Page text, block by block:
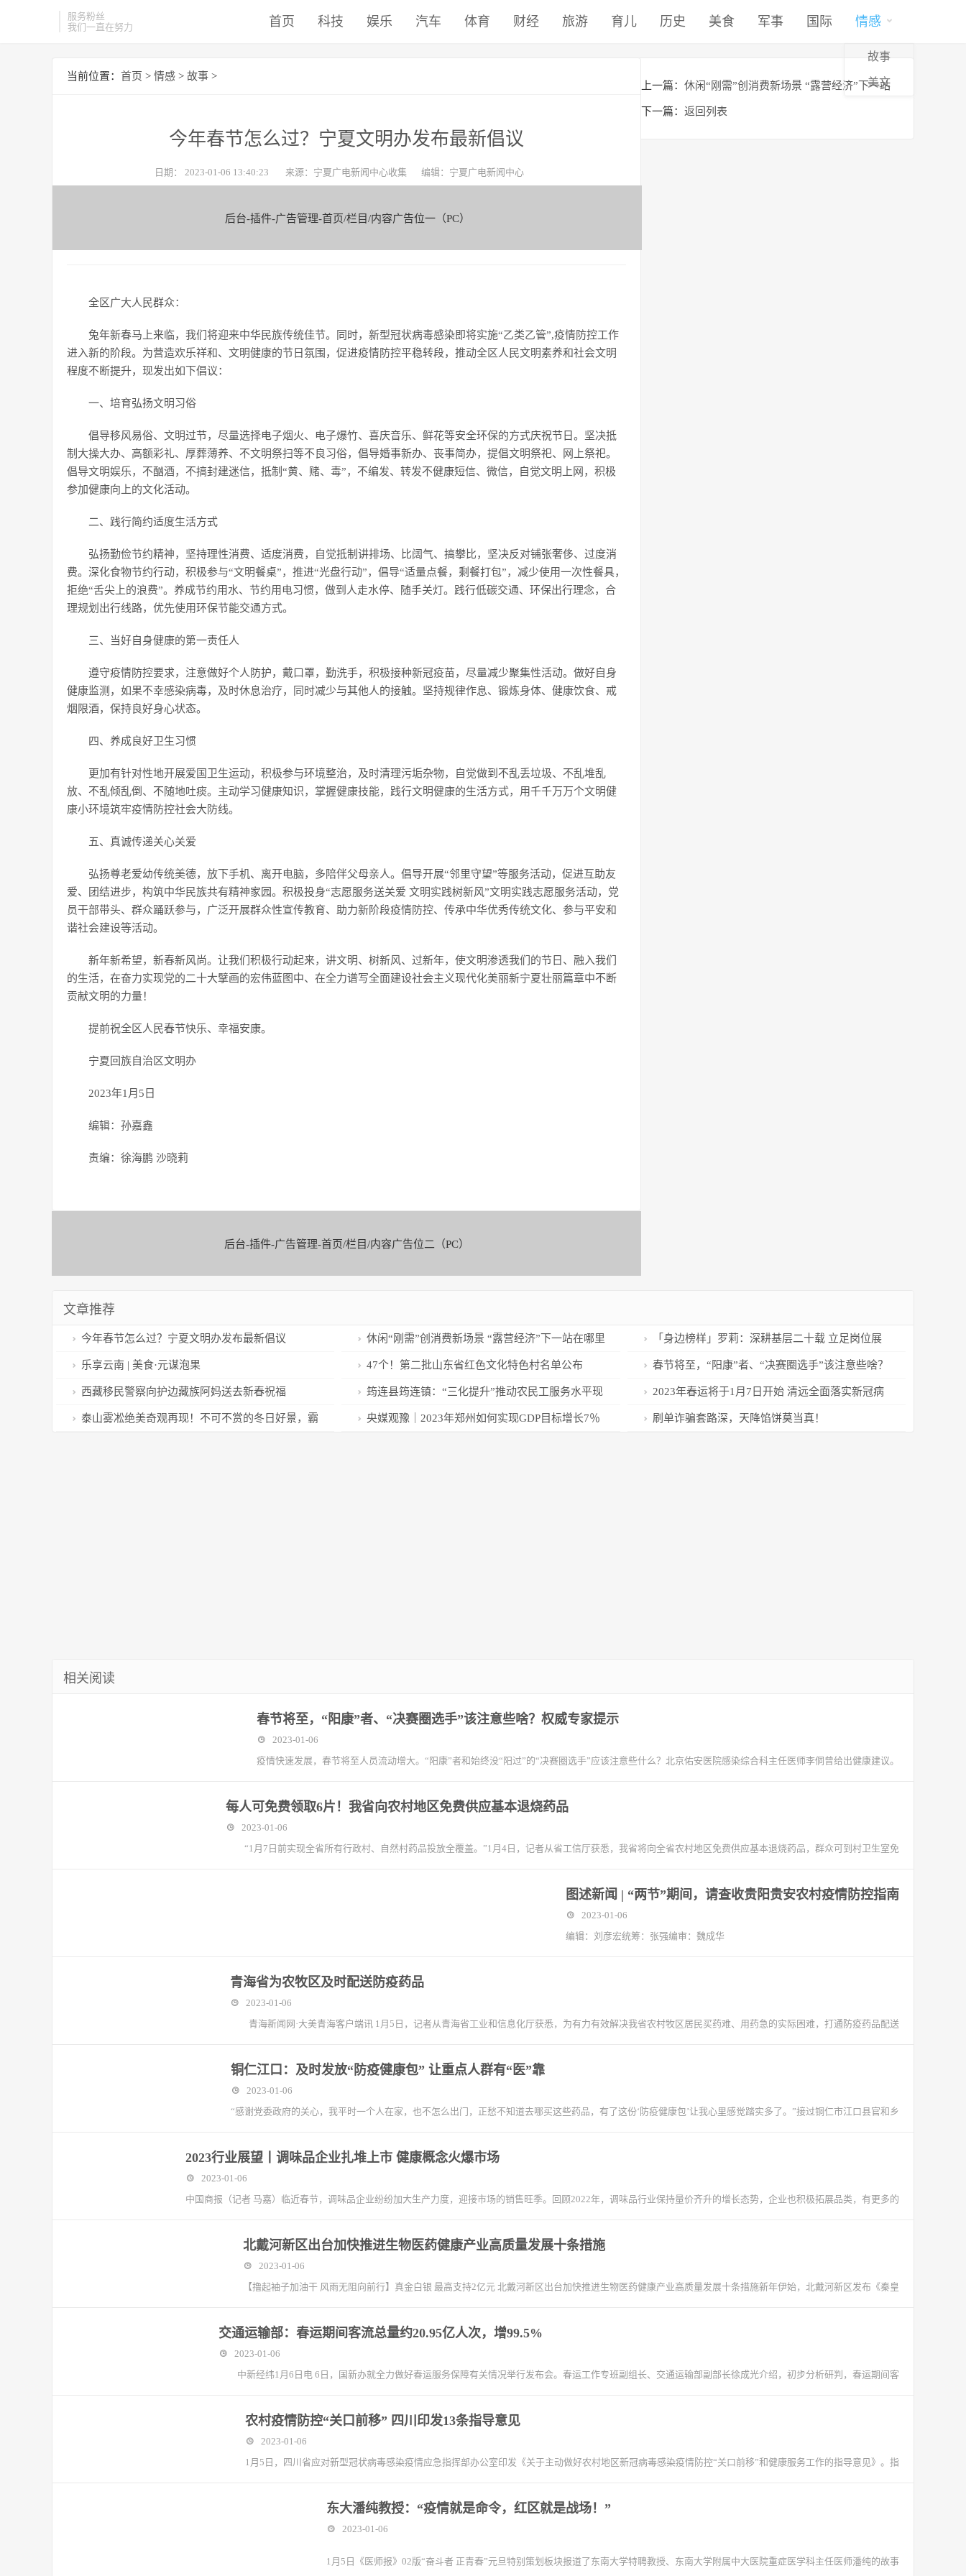
服务粉丝
我们一直在努力
首页 科技 娱乐 汽车 体育 财经 旅游 育儿 历史 美食 军事 国际 情感
故事
美文
当前位置： 首页 > 情感 > 故事 >
今年春节怎么过？宁夏文明办发布最新倡议
日期： 2023-01-06 13:40:23 来源：宁夏广电新闻中心收集 编辑：宁夏广电新闻中心
后台-插件-广告管理-首页/栏目/内容广告位一（PC）
全区广大人民群众：
兔年新春马上来临，我们将迎来中华民族传统佳节。同时，新型冠状病毒感染即将实施“乙类乙管”,疫情防控工作
进入新的阶段。为营造欢乐祥和、文明健康的节日氛围，促进疫情防控平稳转段，推动全区人民文明素养和社会文明
程度不断提升，现发出如下倡议：
一、培育弘扬文明习俗
倡导移风易俗、文明过节，尽量选择电子烟火、电子爆竹、喜庆音乐、鲜花等安全环保的方式庆祝节日。坚决抵
制大操大办、高额彩礼、厚葬薄养、不文明祭扫等不良习俗，倡导婚事新办、丧事简办，提倡文明祭祀、网上祭祀。
倡导文明娱乐，不酗酒，不搞封建迷信，抵制“黄、赌、毒”，不编发、转发不健康短信、微信，自觉文明上网，积极
参加健康向上的文化活动。
二、践行简约适度生活方式
弘扬勤俭节约精神，坚持理性消费、适度消费，自觉抵制讲排场、比阔气、搞攀比，坚决反对铺张奢侈、过度消
费。深化食物节约行动，积极参与“文明餐桌”，推进“光盘行动”，倡导“适量点餐，剩餐打包”，减少使用一次性餐具，
拒绝“舌尖上的浪费”。养成节约用水、节约用电习惯，做到人走水停、随手关灯。践行低碳交通、环保出行理念，合
理规划出行线路，优先使用环保节能交通方式。
三、当好自身健康的第一责任人
遵守疫情防控要求，注意做好个人防护，戴口罩，勤洗手，积极接种新冠疫苗，尽量减少聚集性活动。做好自身
健康监测，如果不幸感染病毒，及时休息治疗，同时减少与其他人的接触。坚持规律作息、锻炼身体、健康饮食、戒
烟限酒，保持良好身心状态。
四、养成良好卫生习惯
更加有针对性地开展爱国卫生运动，积极参与环境整治，及时清理污垢杂物，自觉做到不乱丢垃圾、不乱堆乱
放、不乱倾乱倒、不随地吐痰。主动学习健康知识，掌握健康技能，践行文明健康的生活方式，用千千万万个文明健
康小环境筑牢疫情防控社会大防线。
五、真诚传递关心关爱
弘扬尊老爱幼传统美德，放下手机、离开电脑，多陪伴父母亲人。倡导开展“邻里守望”等服务活动，促进互助友
爱、团结进步，构筑中华民族共有精神家园。积极投身“志愿服务送关爱 文明实践树新风”文明实践志愿服务活动，党
员干部带头、群众踊跃参与，广泛开展群众性宣传教育、助力新阶段疫情防控、传承中华优秀传统文化、参与平安和
谐社会建设等活动。
新年新希望，新春新风尚。让我们积极行动起来，讲文明、树新风、过新年，使文明渗透我们的节日、融入我们
的生活，在奋力实现党的二十大擘画的宏伟蓝图中、在全力谱写全面建设社会主义现代化美丽新宁夏壮丽篇章中不断
贡献文明的力量！
提前祝全区人民春节快乐、幸福安康。
宁夏回族自治区文明办
2023年1月5日
编辑：孙嘉鑫
责编：徐海鹏 沙晓莉
上一篇： 休闲“刚需”创消费新场景 “露营经济”下一站
在哪里
下一篇： 返回列表
后台-插件-广告管理-首页/栏目/内容广告位二（PC）
文章推荐
今年春节怎么过？宁夏文明办发布最新倡议 休闲“刚需”创消费新场景 “露营经济”下一站在哪里 「身边榜样」罗莉：深耕基层二十载 立足岗位展
风采
乐享云南 | 美食·元谋泡果 47个！第二批山东省红色文化特色村名单公布 春节将至，“阳康”者、“决赛圈选手”该注意些啥？
权威专家提示
西藏移民警察向护边藏族阿妈送去新春祝福 筠连县筠连镇：“三化提升”推动农民工服务水平现
代化
2023年春运将于1月7日开始 清远全面落实新冠病
毒“乙类乙管”各项措施
泰山雾凇绝美奇观再现！不可不赏的冬日好景，霸 央媒观豫｜2023年郑州如何实现GDP目标增长7％ 刷单诈骗套路深，天降馅饼莫当真！
相关阅读
春节将至，“阳康”者、“决赛圈选手”该注意些啥？权威专家提示
2023-01-06
疫情快速发展，春节将至人员流动增大。“阳康”者和始终没“阳过”的“决赛圈选手”应该注意些什么？北京佑安医院感染综合科主任医师李侗曾给出健康建议。
每人可免费领取6片！我省向农村地区免费供应基本退烧药品
2023-01-06
“1月7日前实现全省所有行政村、自然村药品投放全覆盖。”1月4日，记者从省工信厅获悉，我省将向全省农村地区免费供应基本退烧药品，群众可到村卫生室免
图述新闻 | “两节”期间，请查收贵阳贵安农村疫情防控指南
2023-01-06
编辑：刘彦宏统筹：张强编审：魏成华
青海省为农牧区及时配送防疫药品
2023-01-06
青海新闻网·大美青海客户端讯 1月5日，记者从青海省工业和信息化厅获悉，为有力有效解决我省农村牧区居民买药难、用药急的实际困难，打通防疫药品配送
铜仁江口：及时发放“防疫健康包” 让重点人群有“医”靠
2023-01-06
“感谢党委政府的关心，我平时一个人在家，也不怎么出门，正愁不知道去哪买这些药品，有了这份‘防疫健康包’让我心里感觉踏实多了。”接过铜仁市江口县官和乡
2023行业展望丨调味品企业扎堆上市 健康概念火爆市场
2023-01-06
中国商报（记者 马嘉）临近春节，调味品企业纷纷加大生产力度，迎接市场的销售旺季。回顾2022年，调味品行业保持量价齐升的增长态势，企业也积极拓展品类，有更多的
北戴河新区出台加快推进生物医药健康产业高质量发展十条措施
2023-01-06
【撸起袖子加油干 风雨无阻向前行】真金白银 最高支持2亿元 北戴河新区出台加快推进生物医药健康产业高质量发展十条措施新年伊始，北戴河新区发布《秦皇
交通运输部：春运期间客流总量约20.95亿人次，增99.5%
2023-01-06
中新经纬1月6日电 6日，国新办就全力做好春运服务保障有关情况举行发布会。春运工作专班副组长、交通运输部副部长徐成光介绍，初步分析研判，春运期间客
农村疫情防控“关口前移” 四川印发13条指导意见
2023-01-06
1月5日，四川省应对新型冠状病毒感染疫情应急指挥部办公室印发《关于主动做好农村地区新冠病毒感染疫情防控“关口前移”和健康服务工作的指导意见》。指
东大潘纯教授：“疫情就是命令，红区就是战场！”
2023-01-06
1月5日《医师报》02版“奋斗者 正青春”元旦特别策划板块报道了东南大学特聘教授、东南大学附属中大医院重症医学科主任医师潘纯的故事